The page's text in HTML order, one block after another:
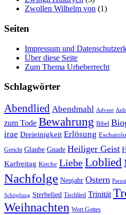
Zwollen Wilhelm von (1)
Seiten
Impressum und
Über diese Seite
Zum Thema Urheberrecht
Schlagwörter
Abendlied Abendmahl Advent
zum Tode Bewahrung Bibel
irae Dreieinigkeit Erlösung
Gericht Glaube Gnade Heiliger Geist
Karfreitag Kirche LiebeLoblied
Nachfolge Neujahr Ostern
Schöpfung Sterbelied Tischlied Trinität
Weihnachten Wort Gottes